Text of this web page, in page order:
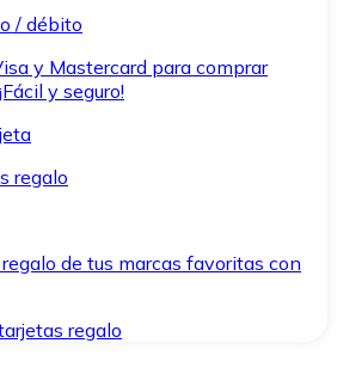
/ débito
y Mastercard para comprar
y seguro!
regalo
de tus marcas favoritas con
regalo